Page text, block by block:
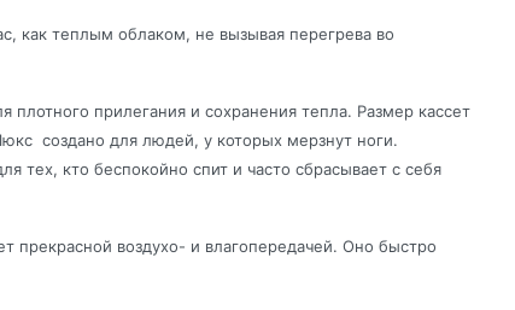
как теплым облаком, не вызывая перегрева во
прилегания и сохранения тепла. Размер кассет
создано для людей, у которых мерзнут ноги.
кто беспокойно спит и часто сбрасывает с себя
воздухо- и влагопередачей. Оно быстро